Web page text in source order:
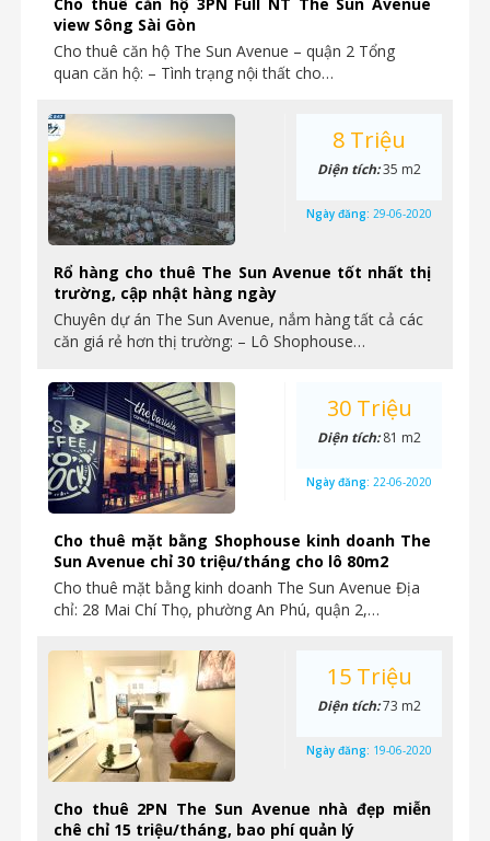
view Sông Sài Gòn
Cho thuê căn hộ The Sun Avenue – quận 2 Tổng
quan căn hộ: – Tình trạng nội thất cho…
Rổ hàng cho thuê The Sun Avenue tốt nhất thị
trường, cập nhật hàng ngày
Chuyên dự án The Sun Avenue, nắm hàng tất cả các
căn giá rẻ hơn thị trường: – Lô Shophouse…
8 Triệu
Diện tích:35 m2
Ngày đăng: 29-06-2020
Cho thuê mặt bằng Shophouse kinh doanh The
Sun Avenue chỉ 30 triệu/tháng cho lô 80m2
Cho thuê mặt bằng kinh doanh The Sun Avenue Địa
chỉ: 28 Mai Chí Thọ, phường An Phú, quận 2,…
30 Triệu
Diện tích:81 m2
Ngày đăng: 22-06-2020
Cho thuê 2PN The Sun Avenue nhà đẹp miễn
chê chỉ 15 triệu/tháng, bao phí quản lý
15 Triệu
Diện tích:73 m2
Ngày đăng: 19-06-2020